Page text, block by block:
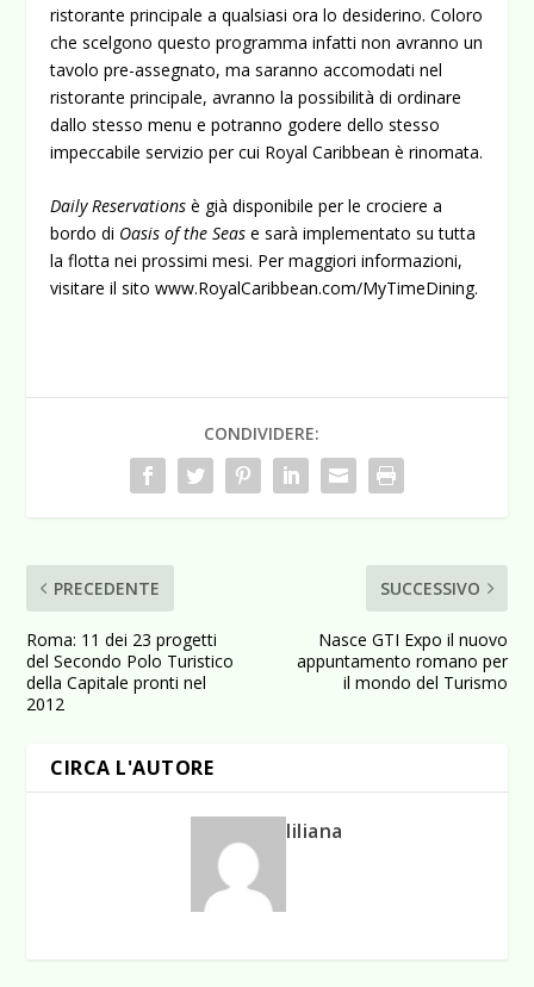
ristorante principale a qualsiasi ora lo desiderino. Coloro
che scelgono questo programma infatti non avranno un
tavolo pre-assegnato, ma saranno accomodati nel
ristorante principale, avranno la possibilità di ordinare
dallo stesso menu e potranno godere dello stesso
impeccabile servizio per cui Royal Caribbean è rinomata.
Daily Reservationsè già disponibile per le crociere a
bordo di Oasis of the Seas e sarà implementato su tutta
la flotta nei prossimi mesi. Per maggiori informazioni,
visitare il sitowww.RoyalCaribbean.com/MyTimeDining.
CONDIVIDERE:
PRECEDENTE
Roma: 11 dei 23 progetti
del Secondo Polo Turistico
della Capitale pronti nel
2012
SUCCESSIVO
Nasce GTI Expo il nuovo
appuntamento romano per
il mondo del Turismo
CIRCA L'AUTORE
liliana